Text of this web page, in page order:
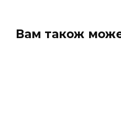
Вам також